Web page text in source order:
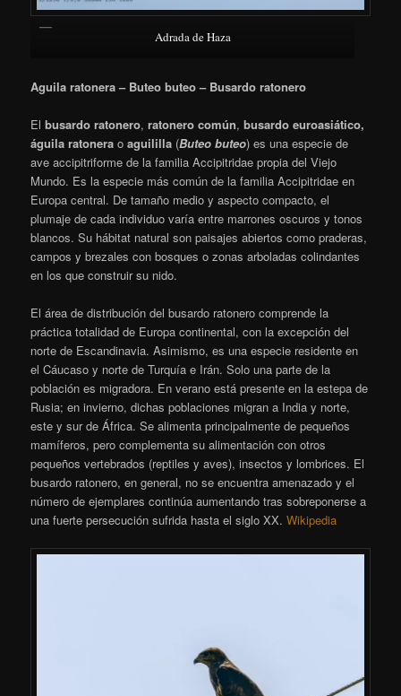
Adrada de Haza
Aguila ratonera – Buteo buteo – Busardo ratonero
Elbusardo ratonero, ​ratonero común,busardo euroasiático,
águila ratonera ​ oaguililla (Buteo buteo) es una especie de
ave accipitriforme de la familia Accipitridae propia del Viejo
Mundo. Es la especie más común de la familia Accipitridae en
Europa central. De tamaño medio y aspecto compacto, el
plumaje de cada individuo varía entre marrones oscuros y tonos
blancos. Su hábitat natural son paisajes abiertos como praderas,
campos y brezales con bosques o zonas arboladas colindantes
en los que construir su nido.
El área de distribución del busardo ratonero comprende la
práctica totalidad de Europa continental, con la excepción del
norte de Escandinavia. Asimismo, es una especie residente en
el Cáucaso y norte de Turquía e Irán. Solo una parte de la
población es migradora. En verano está presente en la estepa de
Rusia; en invierno, dichas poblaciones migran a India y norte,
este y sur de África. Se alimenta principalmente de pequeños
mamíferos, pero complementa su alimentación con otros
pequeños vertebrados (reptiles y aves), insectos y lombrices. El
busardo ratonero, en general, no se encuentra amenazado y el
número de ejemplares continúa aumentando tras sobreponerse a
una fuerte persecución sufrida hasta el siglo XX.Wikipedia